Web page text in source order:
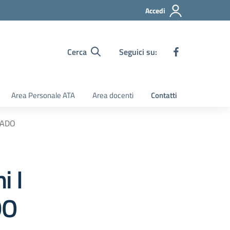
Accedi
Cerca Seguici su:
Area Personale ATA Area docenti Contatti
I